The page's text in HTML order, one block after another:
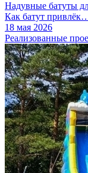
Надувные батуты
Как батут
18 мая 2026
Реализованные